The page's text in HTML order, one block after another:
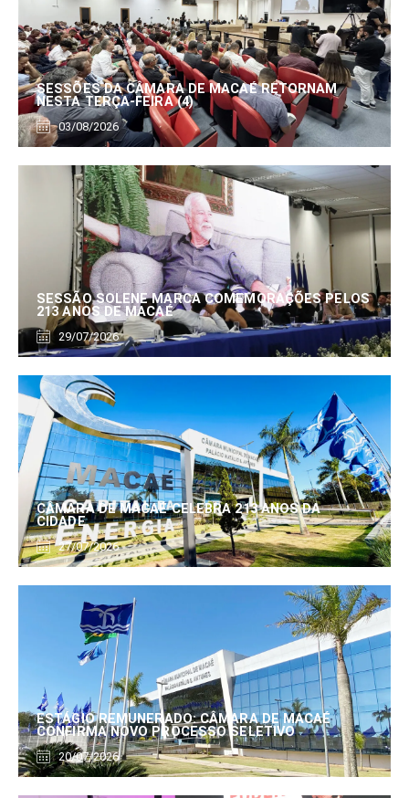
SESSÕES DA CÂMARA DE MACAÉ RETORNAM
NESTA TERÇA-FEIRA (4)
03/08/2026
SESSÃO SOLENE MARCA COMEMORAÇÕES PELOS
213 ANOS DE MACAÉ
29/07/2026
CÂMARA DE MACAÉ CELEBRA 213 ANOS DA
CIDADE
27/07/2026
ESTÁGIO REMUNERADO: CÂMARA DE MACAÉ
CONFIRMA NOVO PROCESSO SELETIVO
20/07/2026